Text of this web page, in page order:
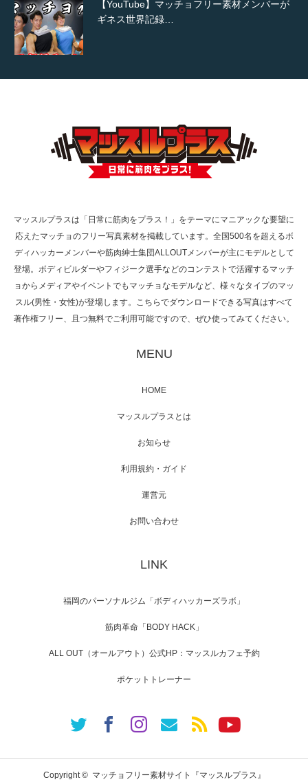
ギネス世界記録…
TOKYO FMラジオ番組「ONE MORNING」
で紹介さ…
た（6/8放送）
映画「メカバース」舞台挨拶へマッスルプラ
【TV】NHK BS「COOL JAPAN 」にてマッス
「ねとらぼ」さんに…
マッスルプラスは「日常に筋肉をプラス！」をテーマにマニアックな要望に
応えたマッチョのフリー写真素材を掲載しています。全国500名を超えるボ
ディハッカーメンバーや筋肉紳士集団ALLOUTメンバーが主にモデルとして
登場。ボディビルダーやフィジーク選手などのコンテストで活躍するマッチ
ョからメディアやイベントでもマッチョなモデルなど、様々なタイプのマッ
スル(男性・女性)が登場します。こちらでダウンロードできる写真はすべて
著作権フリー、且つ無料でご利用可能ですので、ぜひ使ってみてください。
MENU
HOME
マッスルプラスとは
お知らせ
利用規約・ガイド
運営元
お問い合わせ
LINK
福岡のパーソナルジム「ボディハッカーズラボ」
筋肉革命「BODY HACK」
ALL OUT（オールアウト）公式HP：マッスルカフェ予約
ポケットトレーナー
Copyright © マッチョフリー素材サイト『マッスルプラス』